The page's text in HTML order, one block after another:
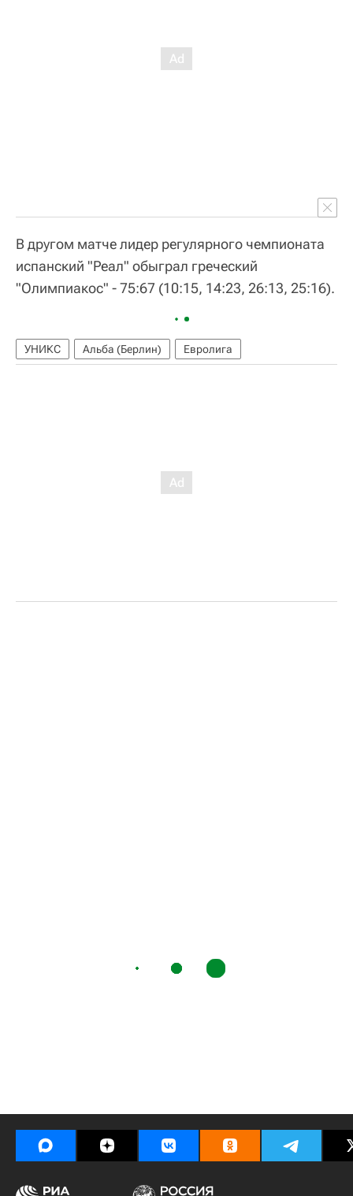
В другом матче лидер регулярного чемпионата
испанский "Реал" обыграл греческий
"Олимпиакос" - 75:67 (10:15, 14:23, 26:13, 25:16).
УНИКС Альба (Берлин) Евролига